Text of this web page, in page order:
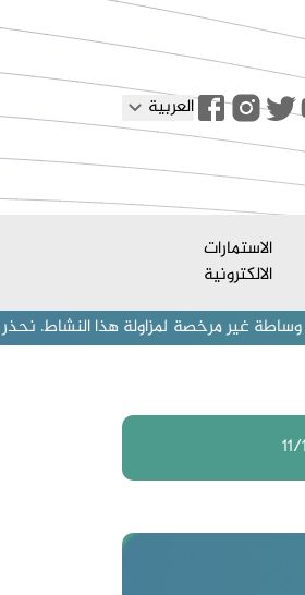
العربية
الاستمارات
الالكترونية
هذا النشاط. نحذر